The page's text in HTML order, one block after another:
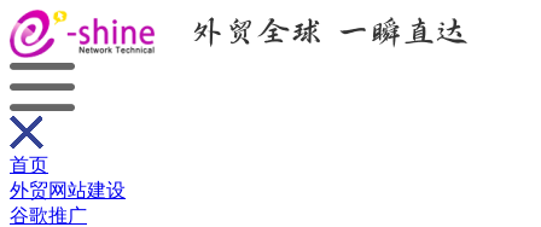
首页
外贸网站建设
谷歌推广